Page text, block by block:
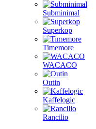
Subminimal
Superkop
Timemore
WACACO
Outin
Kaffelogic
Rancilio